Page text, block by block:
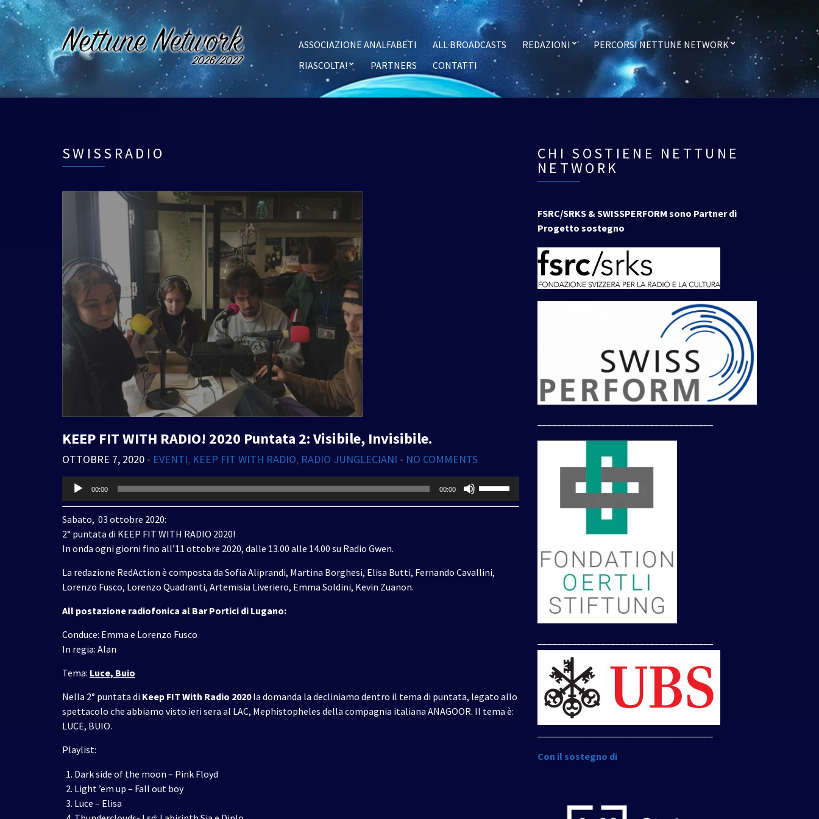
ASSOCIAZIONE ANALFABETI ALL BROADCASTS REDAZIONI
PERCORSI NETTUNE NETWORK
RIASCOLTA!
PARTNERS CONTATTI
SWISSRADIO
KEEP FIT WITH RADIO! 2020 Puntata 2: Visibile, Invisibile.
OTTOBRE 7, 2020 • EVENTI, KEEP FIT WITH RADIO, RADIO JUNGLECIANI • NO COMMENTS
Audio
00:00 00:00
aumentare
Sabato, 03 ottobre 2020:
2° puntata di KEEP FIT WITH RADIO 2020!
In onda ogni giorni fino all’11 ottobre 2020, dalle 13.00 alle 14.00 su Radio Gwen.
La redazione RedAction è composta da Sofia Aliprandi, Martina Borghesi, Elisa Butti, Fernando Cavallini,
Lorenzo Fusco, Lorenzo Quadranti, Artemisia Liveriero, Emma Soldini, Kevin Zuanon.
All postazione radiofonica al Bar Portici di Lugano:
Conduce: Emma e Lorenzo Fusco
In regia: Alan
Tema: Luce, Buio
Nella 2° puntata di Keep FIT With Radio 2020la domanda la decliniamo dentro il tema di puntata, legato allo
spettacolo che abbiamo visto ieri sera al LAC, Mephistopheles della compagnia italiana ANAGOOR. Il tema è:
LUCE, BUIO.
Playlist:
Dark side of the moon – Pink Floyd
Light ’em up – Fall out boy
Luce – Elisa
CHI SOSTIENE NETTUNE
NETWORK
FSRC/SRKS & SWISSPERFORM sono Partner di
Progetto sostegno
Con il sostegno di